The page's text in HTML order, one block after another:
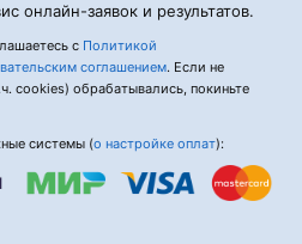
онлайн-заявок и результатов.
с Политикой
соглашением. Если не
cookies) обрабатывались, покиньте
системы (о настройке оплат):